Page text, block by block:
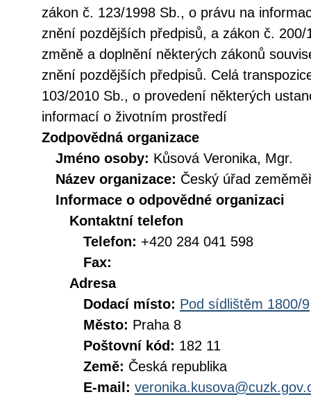
zákon č. 123/1998 Sb., o právu na
znění pozdějších předpisů, a zákon č.
změně a doplnění některých zákonů
znění pozdějších předpisů. Celá
103/2010 Sb., o provedení některých
informací o životním prostředí
Zodpovědná organizace
Jméno osoby: Kůsová Veronika, Mgr.
Název organizace: Český úřad
Informace o odpovědné organizaci
Kontaktní telefon
Telefon: +420 284 041 598
Fax:
Adresa
Dodací místo: Pod sídlištěm 1800/9
Město: Praha 8
Poštovní kód: 182 11
Země: Česká republika
E-mail: